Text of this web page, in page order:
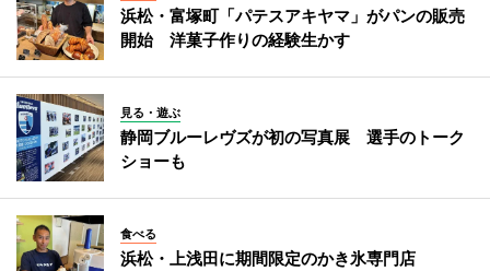
浜松・富塚町「パテスアキヤマ」がパンの販売
開始 洋菓子作りの経験生かす
見る・遊ぶ
静岡ブルーレヴズが初の写真展 選手のトーク
ショーも
食べる
浜松・上浅田に期間限定のかき氷専門店